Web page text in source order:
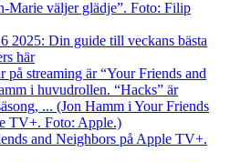
2025: Din guide till veckans bästa
här
på streaming är “Your Friends and
i huvudrollen. “Hacks” är
... (Jon Hamm i Your Friends
TV+. Foto: Apple.)